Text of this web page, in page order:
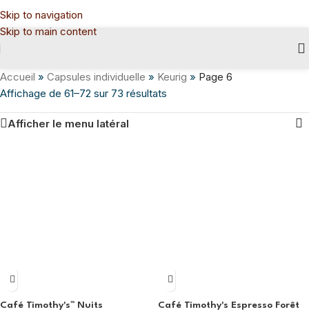
Skip to navigation
Skip to main content
Accueil » Capsules individuelle » Keurig » Page 6
Affichage de 61–72 sur 73 résultats
Afficher le menu latéral
Café Timothy's™ Nuits
Café Timothy's Espresso Forêt